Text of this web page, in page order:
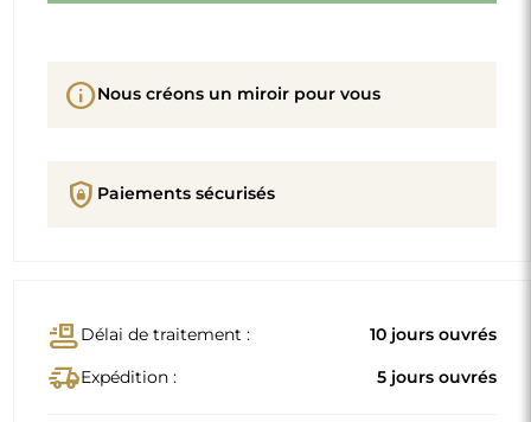
infoNous créons un miroir pour vous
shield_lock Paiements sécurisés
conveyor_beltDélai de traitement : 10 jours ouvrés
delivery_truck_speedExpédition : 5 jours ouvrés